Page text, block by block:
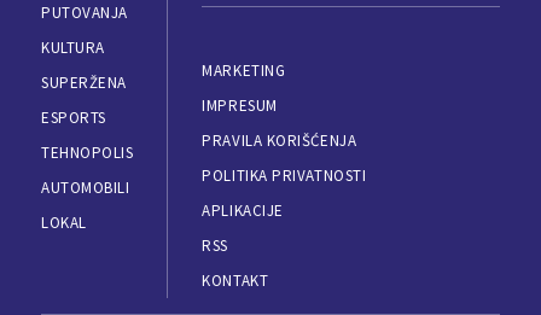
PUTOVANJA
KULTURA
SUPERŽENA
ESPORTS
TEHNOPOLIS
AUTOMOBILI
LOKAL
MARKETING
IMPRESUM
PRAVILA KORIŠĆENJA
POLITIKA PRIVATNOSTI
APLIKACIJE
RSS
KONTAKT